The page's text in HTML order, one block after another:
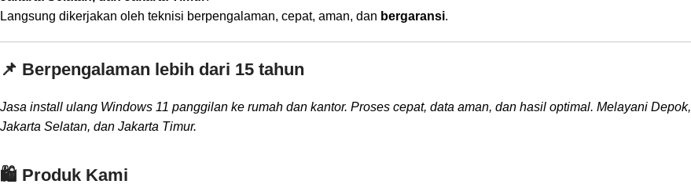
Langsung dikerjakan oleh teknisi berpengalaman, cepat, aman, dan bergaransi.
📌 Berpengalaman lebih dari 15 tahun
Jasa install ulang Windows 11 panggilan ke rumah dan kantor. Proses cepat, data aman, dan hasil optimal. Melayani Depok,
Jakarta Selatan, dan Jakarta Timur.
🛍️ Produk Kami